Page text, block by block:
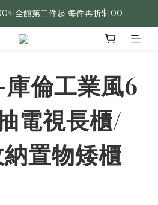
全館第二件起 每件再折$100
倫工業風6
電視長櫃/
置物矮櫃